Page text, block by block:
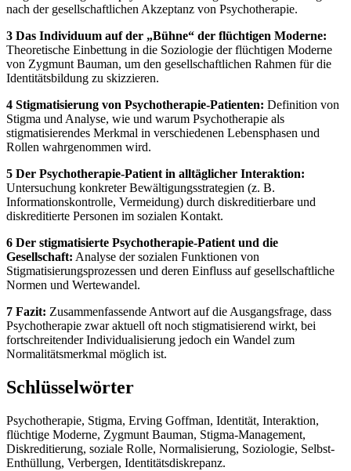
nach der gesellschaftlichen Akzeptanz von Psychotherapie.
3 Das Individuum auf der „Bühne“ der flüchtigen Moderne:
Theoretische Einbettung in die Soziologie der flüchtigen Moderne
von Zygmunt Bauman, um den gesellschaftlichen Rahmen für die
Identitätsbildung zu skizzieren.
4 Stigmatisierung von Psychotherapie-Patienten: Definition von
Stigma und Analyse, wie und warum Psychotherapie als
stigmatisierendes Merkmal in verschiedenen Lebensphasen und
Rollen wahrgenommen wird.
5 Der Psychotherapie-Patient in alltäglicher Interaktion:
Untersuchung konkreter Bewältigungsstrategien (z. B.
Informationskontrolle, Vermeidung) durch diskreditierbare und
diskreditierte Personen im sozialen Kontakt.
6 Der stigmatisierte Psychotherapie-Patient und die
Gesellschaft: Analyse der sozialen Funktionen von
Stigmatisierungsprozessen und deren Einfluss auf gesellschaftliche
Normen und Wertewandel.
7 Fazit: Zusammenfassende Antwort auf die Ausgangsfrage, dass
Psychotherapie zwar aktuell oft noch stigmatisierend wirkt, bei
fortschreitender Individualisierung jedoch ein Wandel zum
Normalitätsmerkmal möglich ist.
Schlüsselwörter
Psychotherapie, Stigma, Erving Goffman, Identität, Interaktion,
flüchtige Moderne, Zygmunt Bauman, Stigma-Management,
Diskreditierung, soziale Rolle, Normalisierung, Soziologie, Selbst-
Enthüllung, Verbergen, Identitätsdiskrepanz.